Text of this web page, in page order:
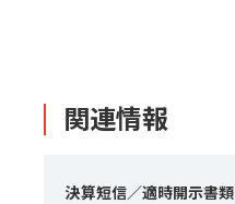
関連情報
決算短信／適時開示書類